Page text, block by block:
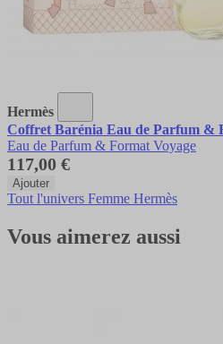
Hermès
Coffret Barénia Eau de Parfum &
Eau de Parfum & Format Voyage
117,00 €
Ajouter
Tout l'univers Femme Hermès
Vous aimerez aussi